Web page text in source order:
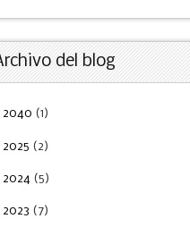
del blog
2040 (1)
2025 (2)
2024 (5)
2023 (7)